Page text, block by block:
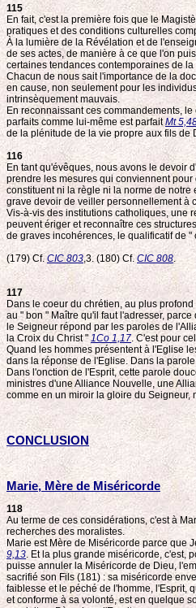
115
En fait, c'est la première fois que le
pratiques et des conditions culturelles
À la lumière de la Révélation et de
de ses actes, de manière à ce que l'on
certaines tendances contemporaines de
Chacun de nous sait l'importance de la
en cause, non seulement pour les
intrinsèquement mauvais.
En reconnaissant ces commandements,
parfaits comme lui-même est parfaitMt
de la plénitude de la vie propre aux fils de
116
En tant qu'évêques, nous avons le devoir
prendre les mesures qui conviennent
constituent ni la règle ni la norme de
grave devoir de veiller personnellement à
Vis-à-vis des institutions catholiques, une
peuvent ériger et reconnaître ces
de graves incohérences, le qualificatif de
(179) Cf.CIC 803,3. (180) Cf.CIC 808.
117
Dans le coeur du chrétien, au plus
au " bon " Maître qu'il faut l'adresser,
le Seigneur répond par les paroles de
la Croix du Christ " 1Co 1,17 . C'est pour
Quand les hommes présentent à l'Eglise
dans la réponse de l'Eglise. Dans la
Dans l'onction de l'Esprit, cette parole
ministres d'une Alliance Nouvelle, une
comme en un miroir la gloire du
CONCLUSION
Marie, Mère de Miséricorde
118
Au terme de ces considérations, c'est à
recherches des moralistes.
Marie est Mère de Miséricorde parce que
9,13 . Et la plus grande miséricorde,
puisse annuler la Miséricorde de Dieu,
sacrifié son Fils (181) : sa miséricorde
faiblesse et le péché de l'homme, l'Esprit,
et conforme à sa volonté, est en quelque